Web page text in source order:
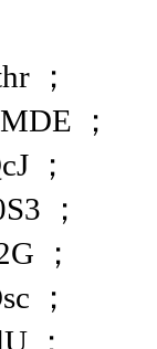
；
；
；
；
；
；
；